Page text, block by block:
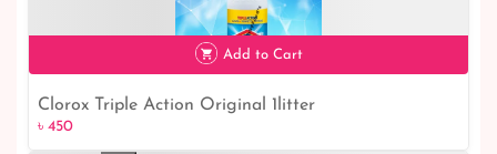
৳ 450
Add to Cart
Clorox Triple Action Original 1litter
৳ 450